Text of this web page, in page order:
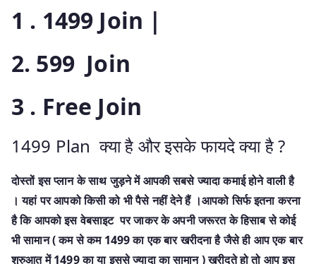
1 . 1499 Join |
2. 599 Join
3 . Free Join
1499 Plan क्या है और इसके फायदे क्या है ?
दोस्तों इस प्लान के साथ जुड़ने में आपकी सबसे ज्यादा कमाई होने वाली है
। यहां पर आपको किसी को भी पैसे नहीं देने हैं ।आपको सिर्फ इतना करना
है कि आपको इस वेबसाइटपर जाकर के अपनी जरूरत के हिसाब से कोई
भी सामान ( कम से कम 1499 का एक बार खरीदना है जैसे ही आप एक बार
शुरुआत में 1499 का या इससे ज्यादा का सामान ) खरीदते हो तो आप इस